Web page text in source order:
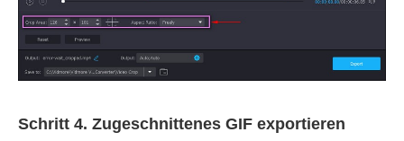
Schritt 4. Zugeschnittenes GIF exportieren